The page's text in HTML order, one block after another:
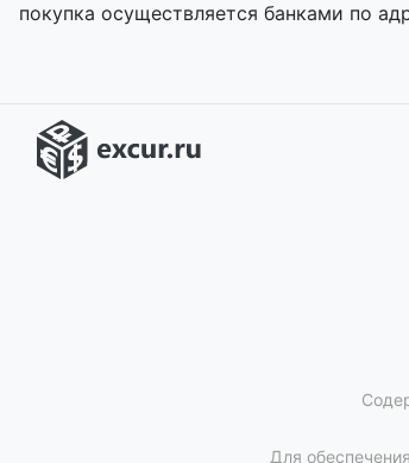
покупка осуществляется банками по
Для